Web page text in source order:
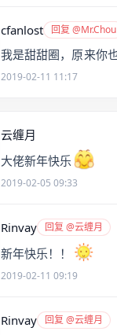
cfanlost 回复 @Mr.Chou
我是甜甜圈，原来你
2019-02-11 11:17
云缠月
大佬新年快乐
2019-02-05 09:33
Rinvay 回复 @云缠月
新年快乐！！
2019-02-11 09:19
Rinvay 回复 @云缠月